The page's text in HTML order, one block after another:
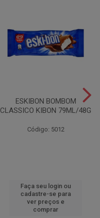
ESKIBON BOMBOM
CLASSICO KIBON 79ML/48G
Código: 5012
Faça seu login ou
cadastre-se para
ver preços e
comprar